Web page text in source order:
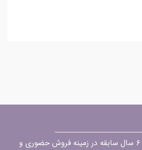
فروشگاه لیو با بیش از ۶ سال سابقه در زمینه فروش حضوری و